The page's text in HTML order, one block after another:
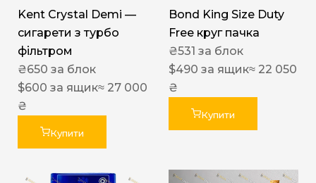
Kent Crystal Demi —
сигарети з турбо
фільтром
₴650 за блок
$600 за ящик≈ 27 000
₴
Купити
Bond King Size Duty
Free круг пачка
₴531 за блок
$490 за ящик≈ 22 050
₴
Купити